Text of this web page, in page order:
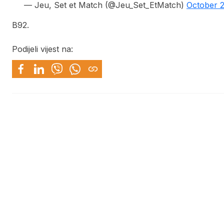
— Jeu, Set et Match (@Jeu_Set_EtMatch) October
B92.
Podijeli vijest na: